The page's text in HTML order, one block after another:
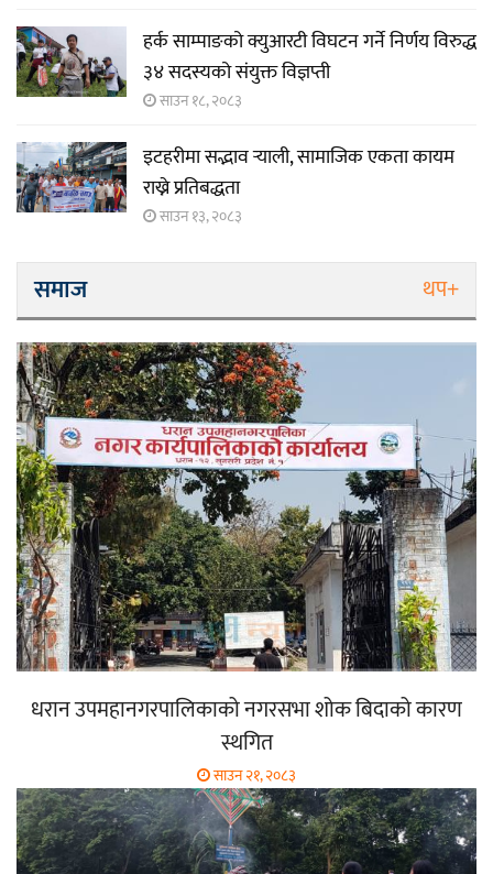
हर्क साम्पाङको क्युआरटी विघटन गर्ने निर्णय विरुद्ध
३४ सदस्यको संयुक्त विज्ञप्ती
साउन १८, २०८३
इटहरीमा सद्भाव र्‍याली, सामाजिक एकता कायम
राख्ने प्रतिबद्धता
साउन १३, २०८३
समाज थप+
धरान उपमहानगरपालिकाको नगरसभा शोक बिदाको कारण
स्थगित
साउन २१, २०८३